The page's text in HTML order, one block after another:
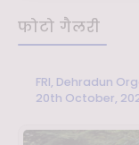
फोटो गैलरी
FRI, Dehradun
20th October,